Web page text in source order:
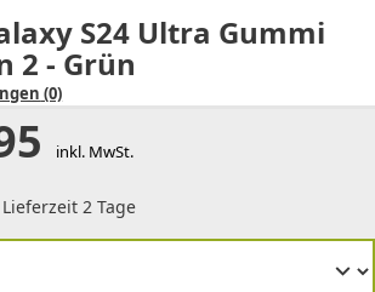
S24 Ultra Gummi
2 - Grün
(0)
inkl. MwSt.
2 Tage